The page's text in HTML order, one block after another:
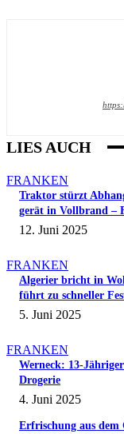
LIES AUCH
FRANKEN
Traktor stürzt
gerät in Vollbrand –
12. Juni 2025
FRANKEN
Algerier bricht in
führt zu schneller
5. Juni 2025
FRANKEN
Werneck: 13-
Drogerie
4. Juni 2025
Erfrischung aus dem